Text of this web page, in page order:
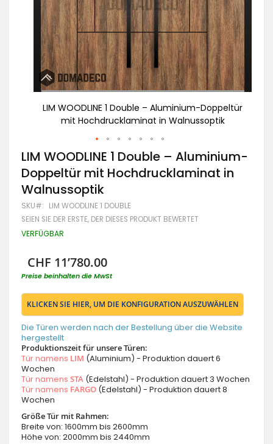
LIM WOODLINE 1 Double – Aluminium-Doppeltür
mit Hochdrucklaminat in Walnussoptik
Zum
Anfang
der
Bildgalerie
springen
LIM WOODLINE 1 Double – Aluminium-
Doppeltür mit Hochdrucklaminat in
Walnussoptik
SKU LIM WOODLINE 1 DOUBLE
SEIEN SIE DER ERSTE, DER DIESES PRODUKT BEWERTET
VERFÜGBAR
CHF 11’780.00
Preise beinhalten die MwSt
KLICKEN SIE HIER, UM DIE KONFIGURATION AUSZUWÄHLEN
Die Türen werden nach der Bestellung über die Website
hergestellt
Produktionszeit für unsere Türen:
Tür namens LIM (Aluminium) - Produktion dauert 6
Wochen
Tür namens STA (Edelstahl) - Produktion dauert 3 Wochen
Tür namens FARGO (Edelstahl) - Produktion dauert 8
Wochen
Größe Tür mit Rahmen:
Breite von: 1600mm bis 2600mm
Höhe von: 2000mm bis 2440mm